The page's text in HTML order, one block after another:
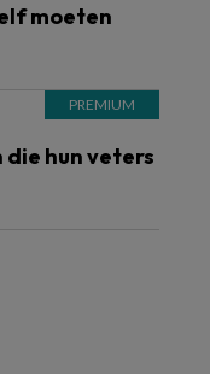
moeten
hun veters